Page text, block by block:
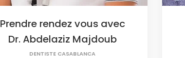
Prendre rendez vous avec
Dr. Abdelaziz Majdoub
DENTISTE CASABLANCA